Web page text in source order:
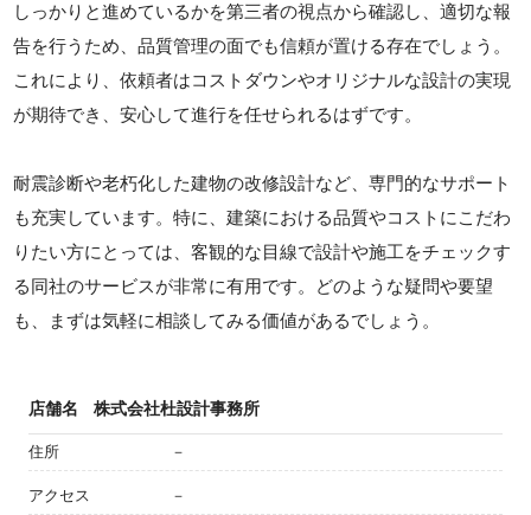
しっかりと進めているかを第三者の視点から確認し、適切な報
告を行うため、品質管理の面でも信頼が置ける存在でしょう。
これにより、依頼者はコストダウンやオリジナルな設計の実現
が期待でき、安心して進行を任せられるはずです。
耐震診断や老朽化した建物の改修設計など、専門的なサポート
も充実しています。特に、建築における品質やコストにこだわ
りたい方にとっては、客観的な目線で設計や施工をチェックす
る同社のサービスが非常に有用です。どのような疑問や要望
も、まずは気軽に相談してみる価値があるでしょう。
店舗名 株式会社杜設計事務所
住所 －
アクセス －